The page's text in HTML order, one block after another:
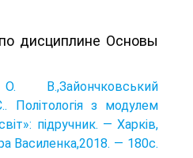
дисциплине Основы
В.,Зайончковський
Політологія з модулем
підручник. — Харків,
Василенка,2018. — 180с.